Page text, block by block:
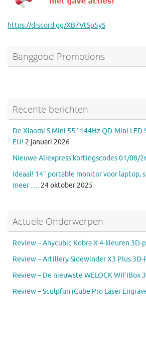
https://discord.gg/XB7VtSp5yS
Banggood Promotions
Recente berichten
De Xiaomi S Mini 55″ 144Hz QD-Mini
EU! 2 januari 2026
Nieuwe Aliexpress kortingscodes 01/08/
Ideaal! 14″ portable monitor voor laptop,
meer …. 24 oktober 2025
Actuele Onderwerpen
Review – Anycubic Kobra X 4-kleuren 3D-
Review – Artillery Sidewinder X3 Plus
Review – De nieuwste WELOCK WIFIBox
Review – Sculpfun iCube Pro Laser